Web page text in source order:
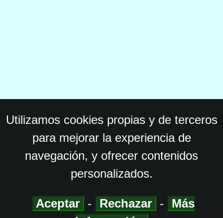
Utilizamos cookies propias y de terceros
para mejorar la experiencia de
navegación, y ofrecer contenidos
personalizados.
Aceptar - Rechazar -
Más